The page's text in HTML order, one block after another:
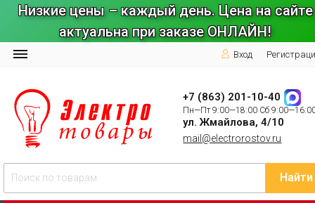
Низкие цены – каждый день. Цена на сайте
актуальна при заказе ОНЛАЙН!
Вход
+7 (863) 201-10-40
Пн—Пт 9:00—18:00 Сб
ул. Жмайлова, 4/10
mail@electrorostov.ru
Найти